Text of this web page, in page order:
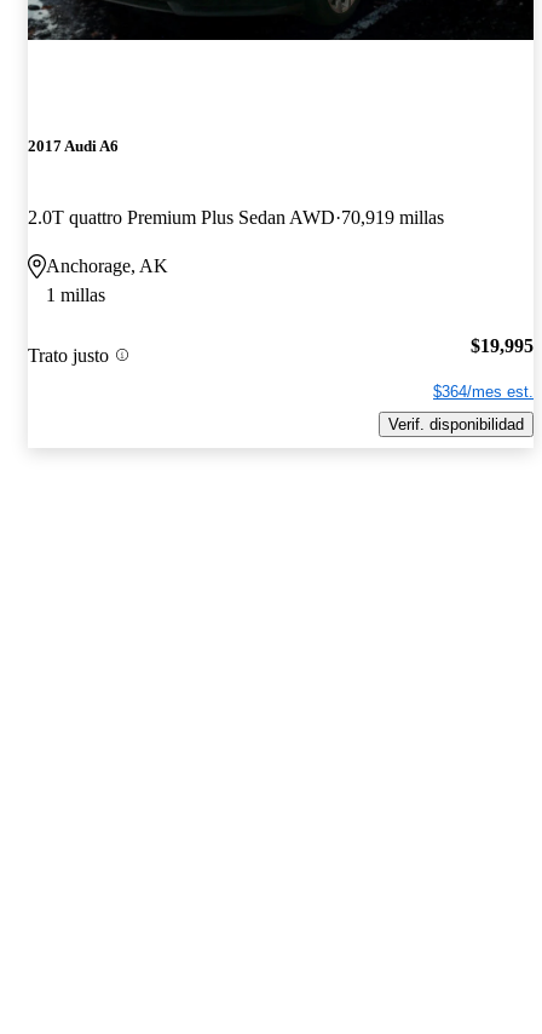
2017 Audi A6
2.0T quattro Premium Plus Sedan AWD 70,919 millas
Anchorage, AK
1 millas
Trato justo $19,995
$364/mes est.
Verif. disponibilidad